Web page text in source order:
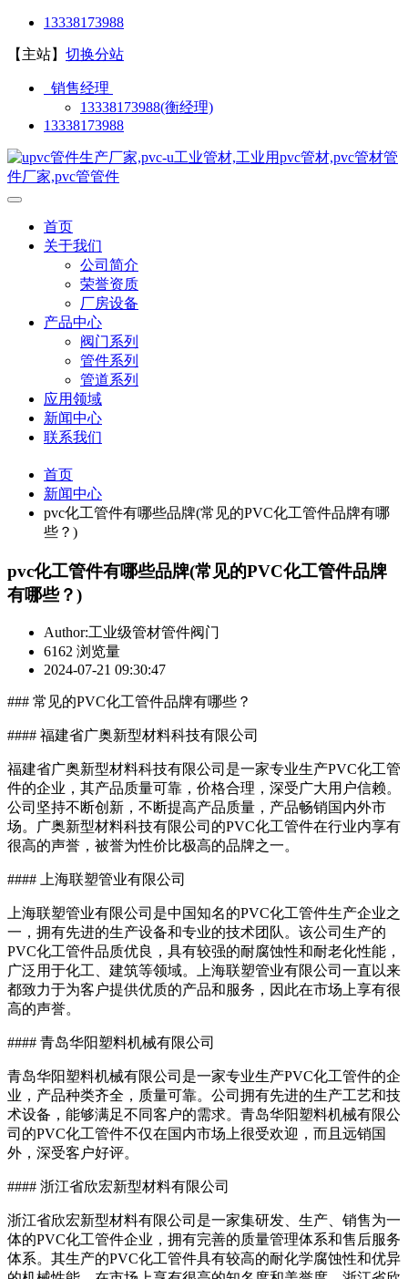
13338173988
【主站】 切换分站
销售经理
13338173988(衡经理)
13338173988
首页
关于我们
公司简介
荣誉资质
厂房设备
产品中心
阀门系列
管件系列
管道系列
应用领域
新闻中心
联系我们
首页
新闻中心
pvc化工管件有哪些品牌(常见的PVC化工管件品牌有哪
些？)
pvc化工管件有哪些品牌(常见的PVC化工管件品牌
有哪些？)
Author:工业级管材管件阀门
6162 浏览量
2024-07-21 09:30:47
### 常见的PVC化工管件品牌有哪些？
#### 福建省广奥新型材料科技有限公司
福建省广奥新型材料科技有限公司是一家专业生产PVC化工管
件的企业，其产品质量可靠，价格合理，深受广大用户信赖。
公司坚持不断创新，不断提高产品质量，产品畅销国内外市
场。广奥新型材料科技有限公司的PVC化工管件在行业内享有
很高的声誉，被誉为性价比极高的品牌之一。
#### 上海联塑管业有限公司
上海联塑管业有限公司是中国知名的PVC化工管件生产企业之
一，拥有先进的生产设备和专业的技术团队。该公司生产的
PVC化工管件品质优良，具有较强的耐腐蚀性和耐老化性能，
广泛用于化工、建筑等领域。上海联塑管业有限公司一直以来
都致力于为客户提供优质的产品和服务，因此在市场上享有很
高的声誉。
#### 青岛华阳塑料机械有限公司
青岛华阳塑料机械有限公司是一家专业生产PVC化工管件的企
业，产品种类齐全，质量可靠。公司拥有先进的生产工艺和技
术设备，能够满足不同客户的需求。青岛华阳塑料机械有限公
司的PVC化工管件不仅在国内市场上很受欢迎，而且远销国
外，深受客户好评。
#### 浙江省欣宏新型材料有限公司
浙江省欣宏新型材料有限公司是一家集研发、生产、销售为一
体的PVC化工管件企业，拥有完善的质量管理体系和售后服务
体系。其生产的PVC化工管件具有较高的耐化学腐蚀性和优异